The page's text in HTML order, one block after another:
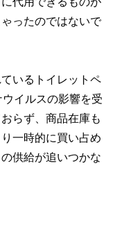
ったのではないで
いるトイレットペ
イルスの影響を受
らず、商品在庫も
一時的に買い占め
供給が追いつかな